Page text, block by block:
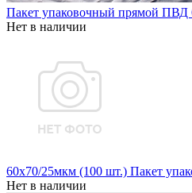
Пакет упаковочный прямой ПВД
Нет в наличии
60x70/25мкм (100 шт.) Пакет
Нет в наличии